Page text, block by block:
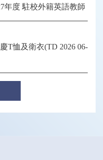
年度 駐校外籍英語教師
T恤及衛衣(TD 2026 06-